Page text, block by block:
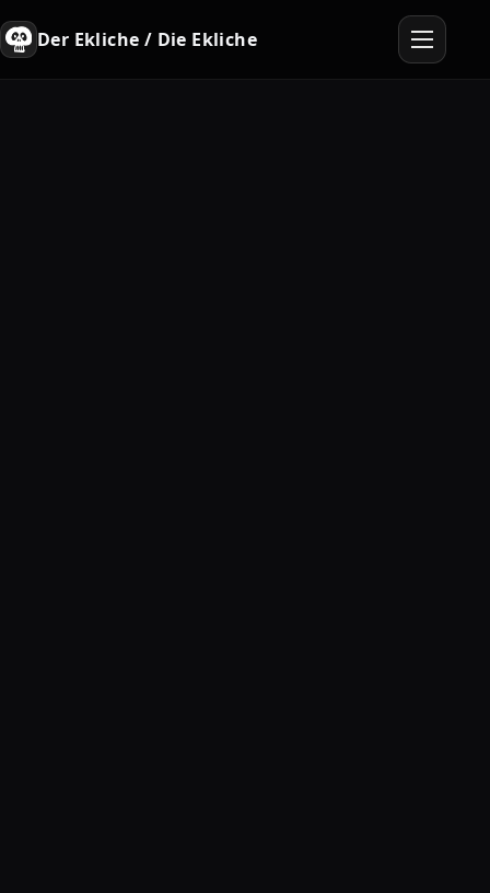
Der Ekliche / Die Ekliche